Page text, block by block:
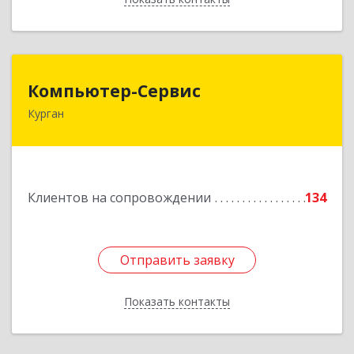
Компьютер-Сервис
Курган
Клиентов на сопровождении 134
Отправить заявку
Показать контакты
Отправить заявку
Назад